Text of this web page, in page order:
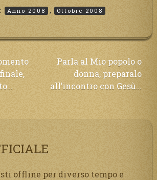
Anno 2008 , Ottobre 2008
Parla al Mio popolo o
donna, preparalo
all’incontro con Gesù…
offline per diverso tempo e